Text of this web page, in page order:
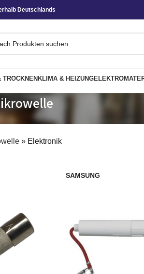
Deutschlands
TROCKNEN KLIMA & HEIZUNG
» Elektronik
SAMSUNG